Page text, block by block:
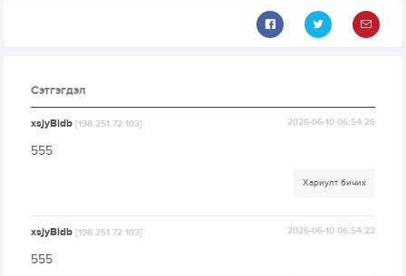
Сэтгэгдэл
xsjyBldb[198.251.72.103] 2026-06-10 06:54:26
555
Хариулт бичих
xsjyBldb[198.251.72.103] 2026-06-10 06:54:22
555